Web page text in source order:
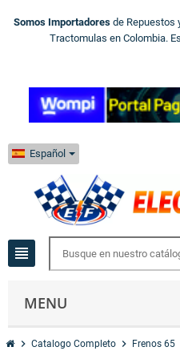
Somos Importadores de Repuestos
Tractomulas en Colombia.
Español
view_headline
MENU
chevron_right Catalogo Completo chevron_right Frenos 65